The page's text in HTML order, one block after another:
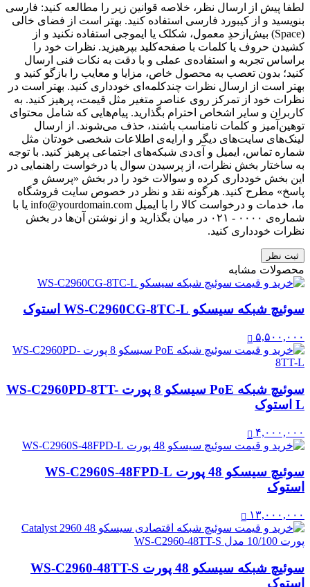
لطفا پیش از ارسال نظر، خلاصه قوانین زیر را مطالعه کنید: فارسی
بنویسید و از کیبورد فارسی استفاده کنید. بهتر است از فضای خالی
(Space) بیش‌از‌حدِ معمول، شکلک یا ایموجی استفاده نکنید و از
کشیدن حروف یا کلمات با صفحه‌کلید بپرهیزید. نظرات خود را
براساس تجربه و استفاده‌ی عملی و با دقت به نکات فنی ارسال
کنید؛ بدون تعصب به محصول خاص، مزایا و معایب را بازگو کنید و
بهتر است از ارسال نظرات چندکلمه‌‌ای خودداری کنید. بهتر است در
نظرات خود از تمرکز روی عناصر متغیر مثل قیمت، پرهیز کنید. به
کاربران و سایر اشخاص احترام بگذارید. پیام‌هایی که شامل محتوای
توهین‌آمیز و کلمات نامناسب باشند، حذف می‌شوند. از ارسال
لینک‌های سایت‌های دیگر و ارایه‌ی اطلاعات شخصی خودتان مثل
شماره تماس، ایمیل و آی‌دی شبکه‌های اجتماعی پرهیز کنید. با توجه
به ساختار بخش نظرات، از پرسیدن سوال یا درخواست راهنمایی در
این بخش خودداری کرده و سوالات خود را در بخش «پرسش و
پاسخ» مطرح کنید. هرگونه نقد و نظر در خصوص سایت فروشگاه
ما، خدمات و درخواست کالا را با ایمیل info@yourdomain.com یا با
شماره‌ی ۰۰۰۰ - ۰۲۱ در میان بگذارید و از نوشتن آن‌ها در بخش
نظرات خودداری کنید.
ثبت نظر
محصولات مشابه
سوئیچ شبکه سیسکو WS-C2960CG-8TC-L استوک
۵,۵۰۰,۰۰۰
سوئیچ شبکه PoE سیسکو 8 پورت WS-C2960PD-8TT-
L استوک
۴,۰۰۰,۰۰۰
سوئیچ سیسکو 48 پورت WS-C2960S-48FPD-L
استوک
۱۳,۰۰۰,۰۰۰
سوئیچ شبکه سیسکو 48 پورت WS-C2960-48TT-S
استوک